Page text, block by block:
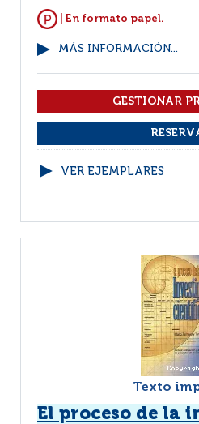
| En formato papel.
MÁS INFORMACIÓN...
VER EJEMPLARES
Texto
El proceso de la